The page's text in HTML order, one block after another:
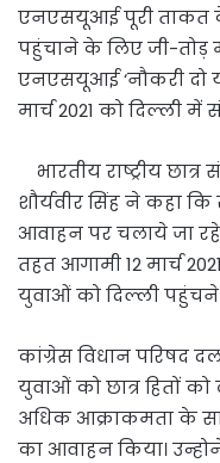
एनएसयूआई पूरी ताकत के
पहुंचाने के लिए जी-तोड़
एनएसयूआई ‘नौकरी दो
मार्च 2021 को दिल्ली
भारतीय राष्ट्रीय
शौर्यवीर सिंह ने कहा कि
आवाहन पर चलाये जा रहे
तहत आगामी 12 मार्च
युवाओं को दिल्ली
कांग्रेस विधान परिषद
युवाओं को छात्र हितों
अधिक आक्राकमता के
का आवाहन किया।